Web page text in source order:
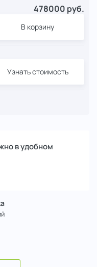
478000 руб.
В корзину
Узнать стоимость
в удобном